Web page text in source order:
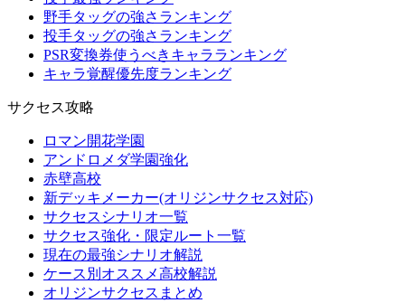
野手タッグの強さランキング
投手タッグの強さランキング
PSR変換券使うべきキャラランキング
キャラ覚醒優先度ランキング
サクセス攻略
ロマン開花学園
アンドロメダ学園強化
赤壁高校
新デッキメーカー(オリジンサクセス対応)
サクセスシナリオ一覧
サクセス強化・限定ルート一覧
現在の最強シナリオ解説
ケース別オススメ高校解説
オリジンサクセスまとめ